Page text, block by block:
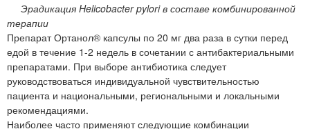
Эрадикация Helicobacter pylori в составе комбинированной
терапии
Препарат Ортанол® капсулы по 20 мг два раза в сутки перед
едой в течение 1-2 недель в сочетании с антибактериальными
препаратами. При выборе антибиотика следует
руководствоваться индивидуальной чувствительностью
пациента и национальными, региональными и локальными
рекомендациями.
Наиболее часто применяют следующие комбинации